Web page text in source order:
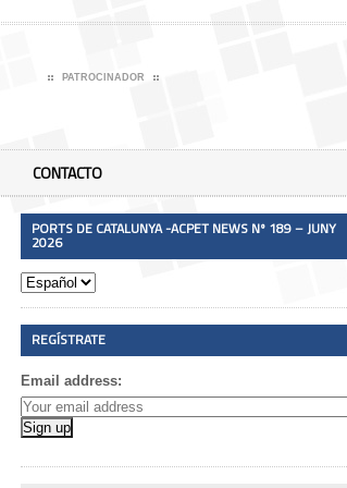
PATROCINADOR
CONTACTO
PORTS DE CATALUNYA -ACPET NEWS Nº 189 – JUNY
2026
REGÍSTRATE
Email address: